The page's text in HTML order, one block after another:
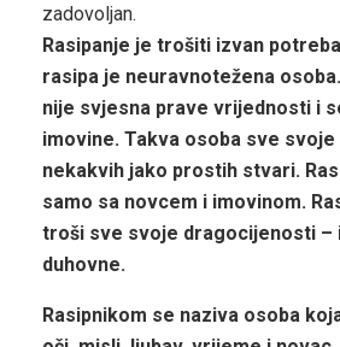
zadovoljan.
Rasipanje je trošiti izvan
rasipa je neuravnotežena
nije svjesna prave vrijednosti i
imovine. Takva osoba sve
nekakvih jako prostih stvari.
samo sa novcem i imovinom.
troši sve svoje dragocijenosti –
duhovne.
Rasipnikom se naziva osoba